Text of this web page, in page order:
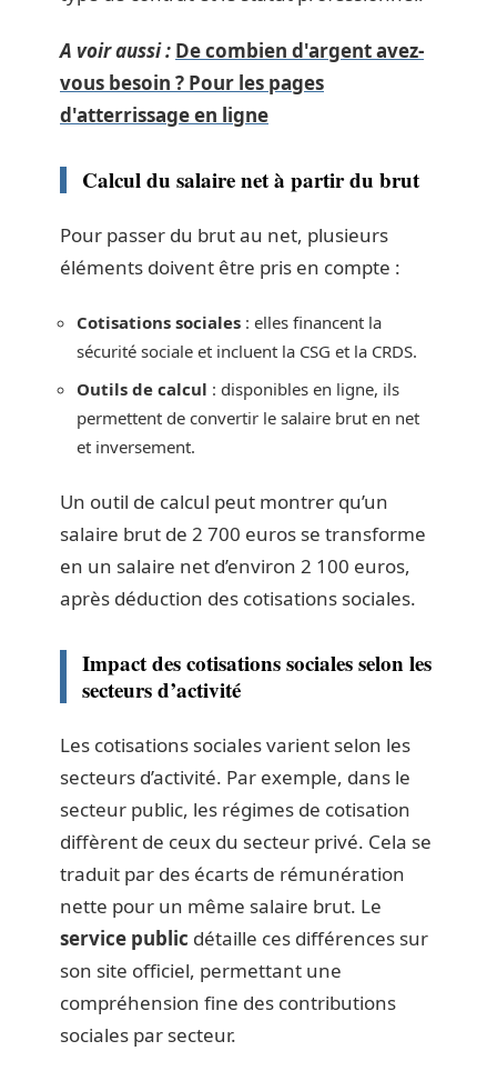
A voir aussi : De combien d'argent avez-
vous besoin ? Pour les pages
d'atterrissage en ligne
Calcul du salaire net à partir du brut
Pour passer du brut au net, plusieurs
éléments doivent être pris en compte :
Cotisations sociales : elles financent la
sécurité sociale et incluent la CSG et la CRDS.
Outils de calcul : disponibles en ligne, ils
permettent de convertir le salaire brut en net
et inversement.
Un outil de calcul peut montrer qu’un
salaire brut de 2 700 euros se transforme
en un salaire net d’environ 2 100 euros,
après déduction des cotisations sociales.
Impact des cotisations sociales selon les
secteurs d’activité
Les cotisations sociales varient selon les
secteurs d’activité. Par exemple, dans le
secteur public, les régimes de cotisation
diffèrent de ceux du secteur privé. Cela se
traduit par des écarts de rémunération
nette pour un même salaire brut. Le
service public détaille ces différences sur
son site officiel, permettant une
compréhension fine des contributions
sociales par secteur.